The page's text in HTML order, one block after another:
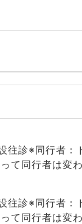
往診※同行者：
て同行者は変
往診※同行者：
て同行者は変